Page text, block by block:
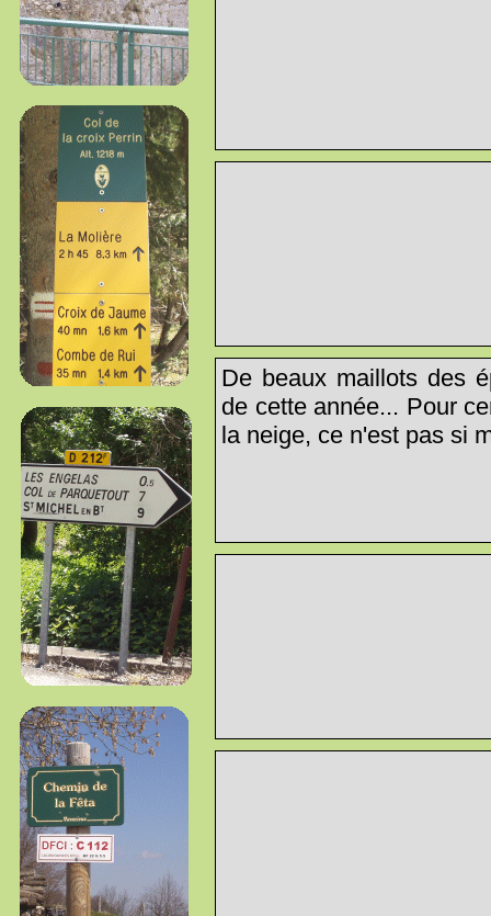
De beaux maillots des
de cette année... Pour
la neige, ce n'est pas si